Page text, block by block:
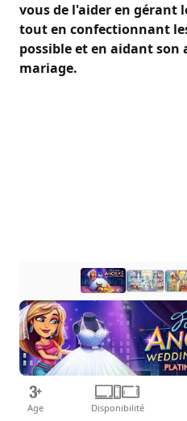
vous de l'aider en gérant
tout en confectionnant
possible et en aidant son
mariage.
Age Disponibilité